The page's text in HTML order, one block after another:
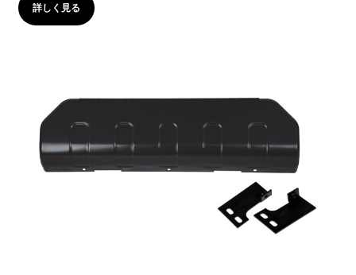
詳しく見る